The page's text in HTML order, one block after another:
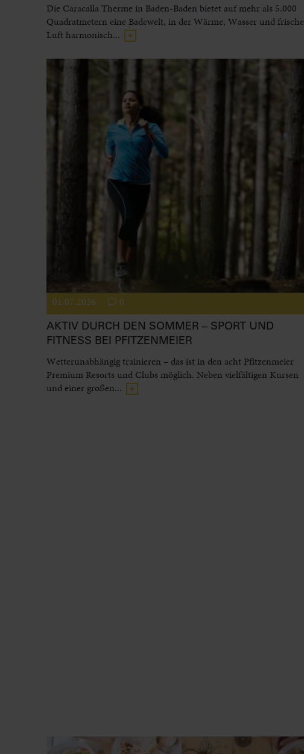
Die Caracalla Therme in Baden-Baden bietet auf mehr als 5.000
Quadratmetern eine Badewelt, in der Wärme, Wasser und frische
Luft harmonisch...
01.07.2026 0
AKTIV DURCH DEN SOMMER – SPORT UND
FITNESS BEI PFITZENMEIER
Wetterunabhängig trainieren – das ist in den acht Pfitzenmeier
Premium Resorts und Clubs möglich. Neben vielfältigen Kursen
und einer großen...